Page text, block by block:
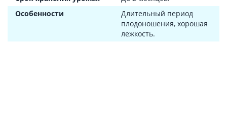
Особенности
Длительный период
плодоношения, хорошая
лежкость.